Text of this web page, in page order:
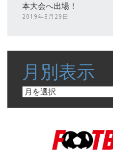
本大会へ出場！
2019年3月29日
月別表示
月